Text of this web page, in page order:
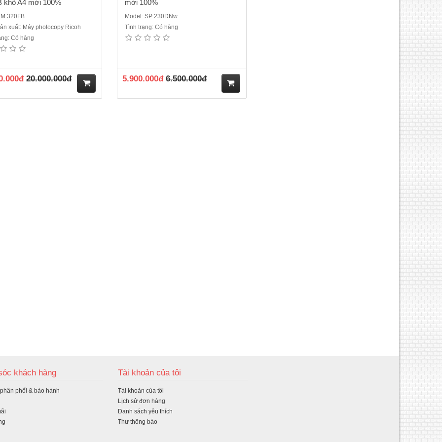
khổ A4 mới 100%
320FB
xuất: Máy photocopy Ricoh
Có hàng
20.000.000đ
mới 100%
Model: SP 230DNw
Tình trạng: Có hàng
5.900.000đ 6.500.000đ
khách hàng
phối & bảo hành
Tài khoản của tôi
Tài khoản của tôi
Lịch sử đơn hàng
Danh sách yêu thích
Thư thông báo